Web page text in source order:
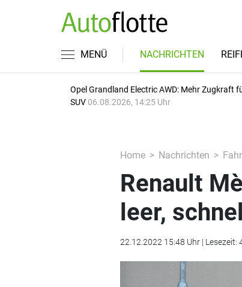
MENÜ NACHRICHTEN
Opel Grandland Electric AWD: Mehr Zugkraft
SUV 06.08.2026, 14:25 Uhr
Home Nachrichten
Renault
leer,
22.12.2022 15:48 Uhr | Lesezeit: